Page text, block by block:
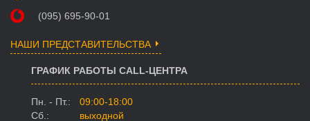
(095) 695-90-01
НАШИ ПРЕДСТАВИТЕЛЬСТВА
ГРАФИК РАБОТЫ CALL-ЦЕНТРА
Пн. - Пт.:
09:00-18:00
Сб.:
выходной